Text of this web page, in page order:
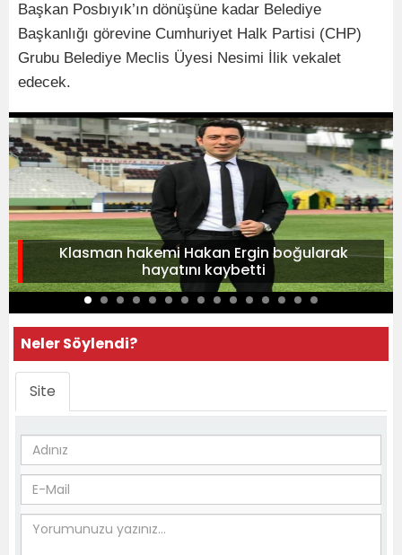
Başkan Posbıyık’ın dönüşüne kadar Belediye
Başkanlığı görevine Cumhuriyet Halk Partisi (CHP)
Grubu Belediye Meclis Üyesi Nesimi İlik vekalet
edecek.
Klasman hakemi Hakan Ergin boğularak
hayatını kaybetti
Neler Söylendi?
Site